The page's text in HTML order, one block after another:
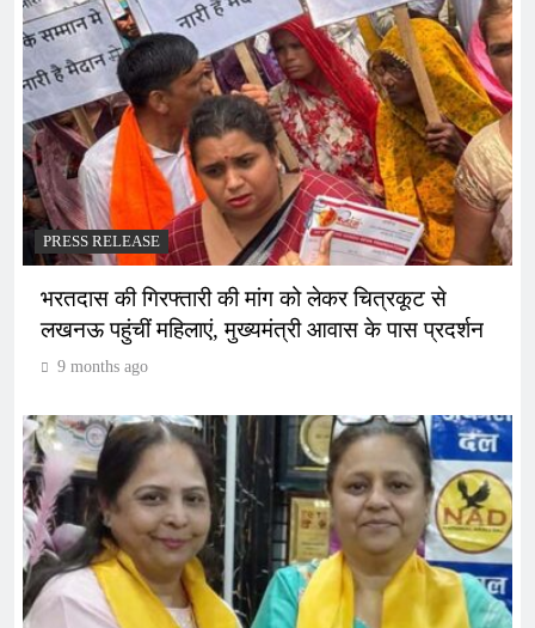
PRESS RELEASE
भरतदास की गिरफ्तारी की मांग को लेकर चित्रकूट से
लखनऊ पहुंचीं महिलाएं, मुख्यमंत्री आवास के पास प्रदर्शन
9 months ago